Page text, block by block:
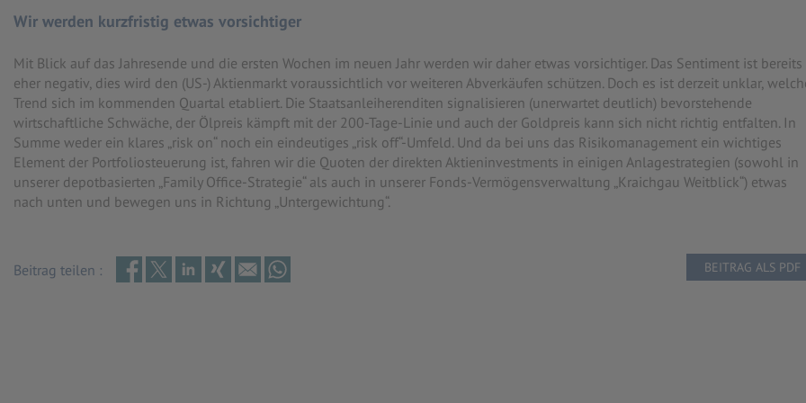
Wir werden kurzfristig etwas vorsichtiger
Mit Blick auf das Jahresende und die ersten Wochen im neuen Jahr werden wir daher etwas vorsichtiger. Das Sentiment ist bereits
eher negativ, dies wird den (US-) Aktienmarkt voraussichtlich vor weiteren Abverkäufen schützen. Doch es ist derzeit unklar,
Trend sich im kommenden Quartal etabliert. Die Staatsanleiherenditen signalisieren (unerwartet deutlich) bevorstehende
wirtschaftliche Schwäche, der Ölpreis kämpft mit der 200-Tage-Linie und auch der Goldpreis kann sich nicht richtig entfalten. In
Summe weder ein klares „risk on“ noch ein eindeutiges „risk off“-Umfeld. Und da bei uns das Risikomanagement ein wichtiges
Element der Portfoliosteuerung ist, fahren wir die Quoten der direkten Aktieninvestments in einigen Anlagestrategien (sowohl in
unserer depotbasierten „Family Office-Strategie“ als auch in unserer Fonds-Vermögensverwaltung „Kraichgau Weitblick“) etwas
nach unten und bewegen uns in Richtung „Untergewichtung“.
Beitrag teilen :